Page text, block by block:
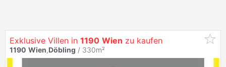
Exklusive Villen in 1190 Wien zu kaufen
1190 Wien,Döbling / 330m²